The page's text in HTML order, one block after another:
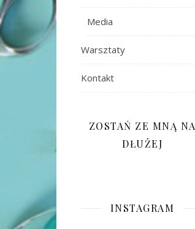
Media
Warsztaty
Kontakt
ZOSTAŃ ZE MNĄ NA
DŁUŻEJ
INSTAGRAM